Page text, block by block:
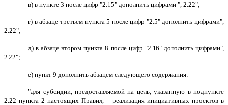
в) в пункте 3 после цифр "2.15" дополнить цифрами ", 2.22";
г) в абзаце третьем пункта 5 после цифр "2.5" дополнить цифрами",
2.22";
д) в абзаце втором пункта 8 после цифр "2.16" дополнить цифрами",
2.22";
е) пункт 9 дополнить абзацем следующего содержания:
"для субсидии, предоставляемой на цель, указанную в подпункте
2.22 пункта 2 настоящих Правил, – реализация инициативных проектов в